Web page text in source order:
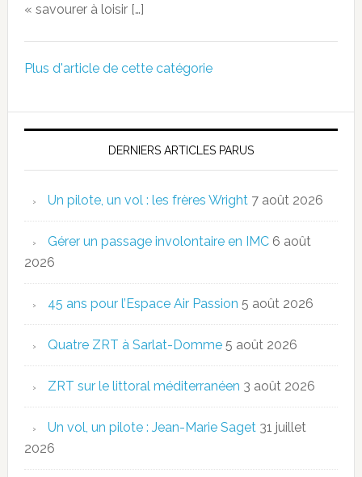
« savourer à loisir […]
Plus d'article de cette catégorie
DERNIERS ARTICLES PARUS
Un pilote, un vol : les frères Wright 7 août 2026
Gérer un passage involontaire en IMC 6 août
2026
45 ans pour l’Espace Air Passion 5 août 2026
Quatre ZRT à Sarlat-Domme 5 août 2026
ZRT sur le littoral méditerranéen 3 août 2026
Un vol, un pilote : Jean-Marie Saget 31 juillet
2026